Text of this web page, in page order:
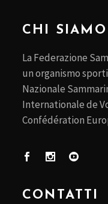
CHI SIAMO
La Federazione
un organismo
Nazionale
Internationale de
Confédération
CONTATTI